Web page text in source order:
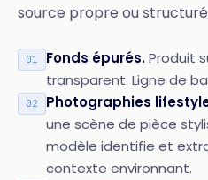
source propre ou
01 Fonds épurés.Produit
transparent. Ligne de
02 Photographies
une scène de pièce
modèle identifie et
contexte environnant.